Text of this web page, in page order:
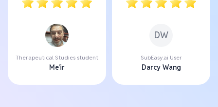
Therapeutical Studies student
Me'ir
DW
SubEasy.ai User
Darcy Wang